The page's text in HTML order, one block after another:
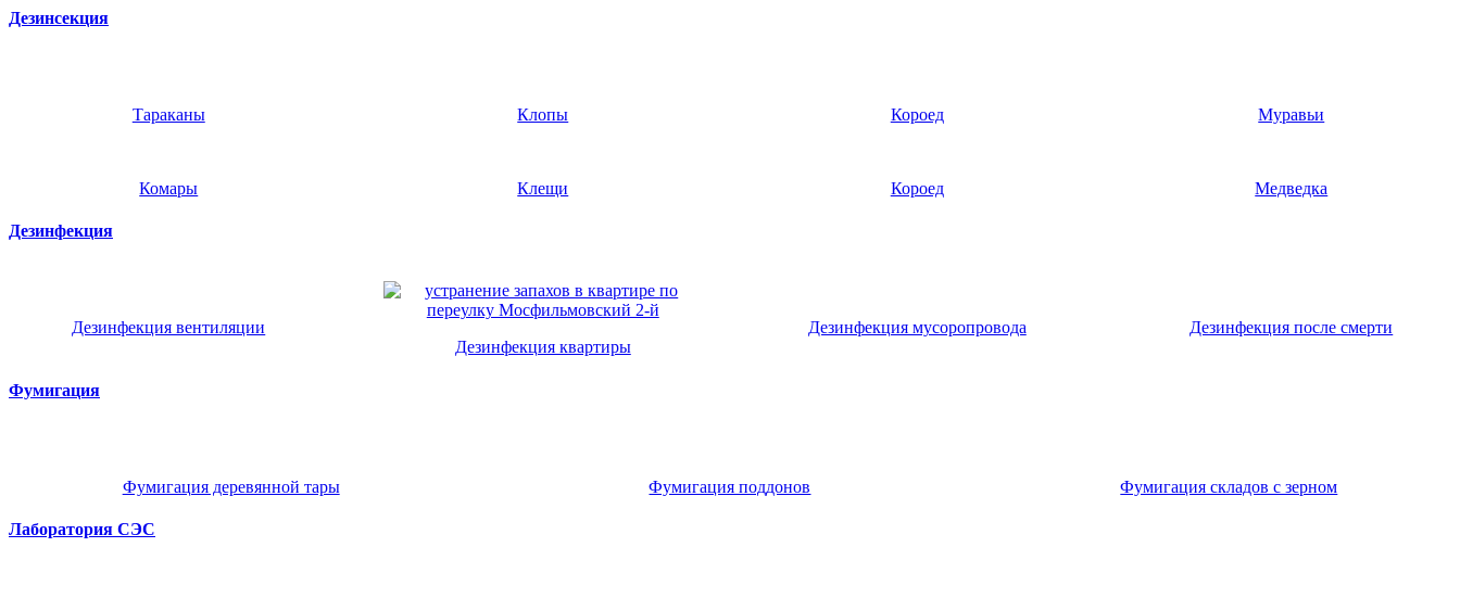
Дезинсекция
Тараканы Клопы Короед Муравьи
Комары Клещи Короед Медведка
Дезинфекция
Дезинфекция вентиляции
Дезинфекция квартиры
Дезинфекция мусоропровода Дезинфекция после смерти
Фумигация
Фумигация деревянной тары Фумигация поддонов Фумигация складов с зерном
Лаборатория СЭС